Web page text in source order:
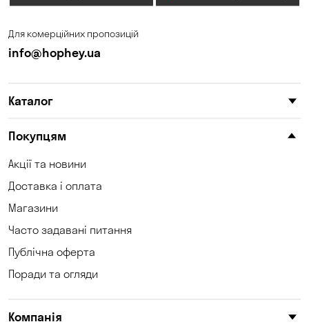
Кам'янське
Котівка
Кошари
Куліші
Для комерційних пропозицій
info@hophey.ua
Каталог
Покупцям
Акції та новини
Доставка і оплата
Магазини
Часто задавані питання
Публічна оферта
Поради та огляди
Компанія